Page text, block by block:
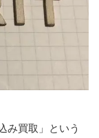
み買取」という